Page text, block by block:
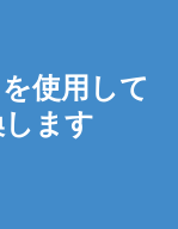
使用して
ます